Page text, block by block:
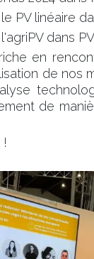
PV linéaire
dans
en
de nos
de